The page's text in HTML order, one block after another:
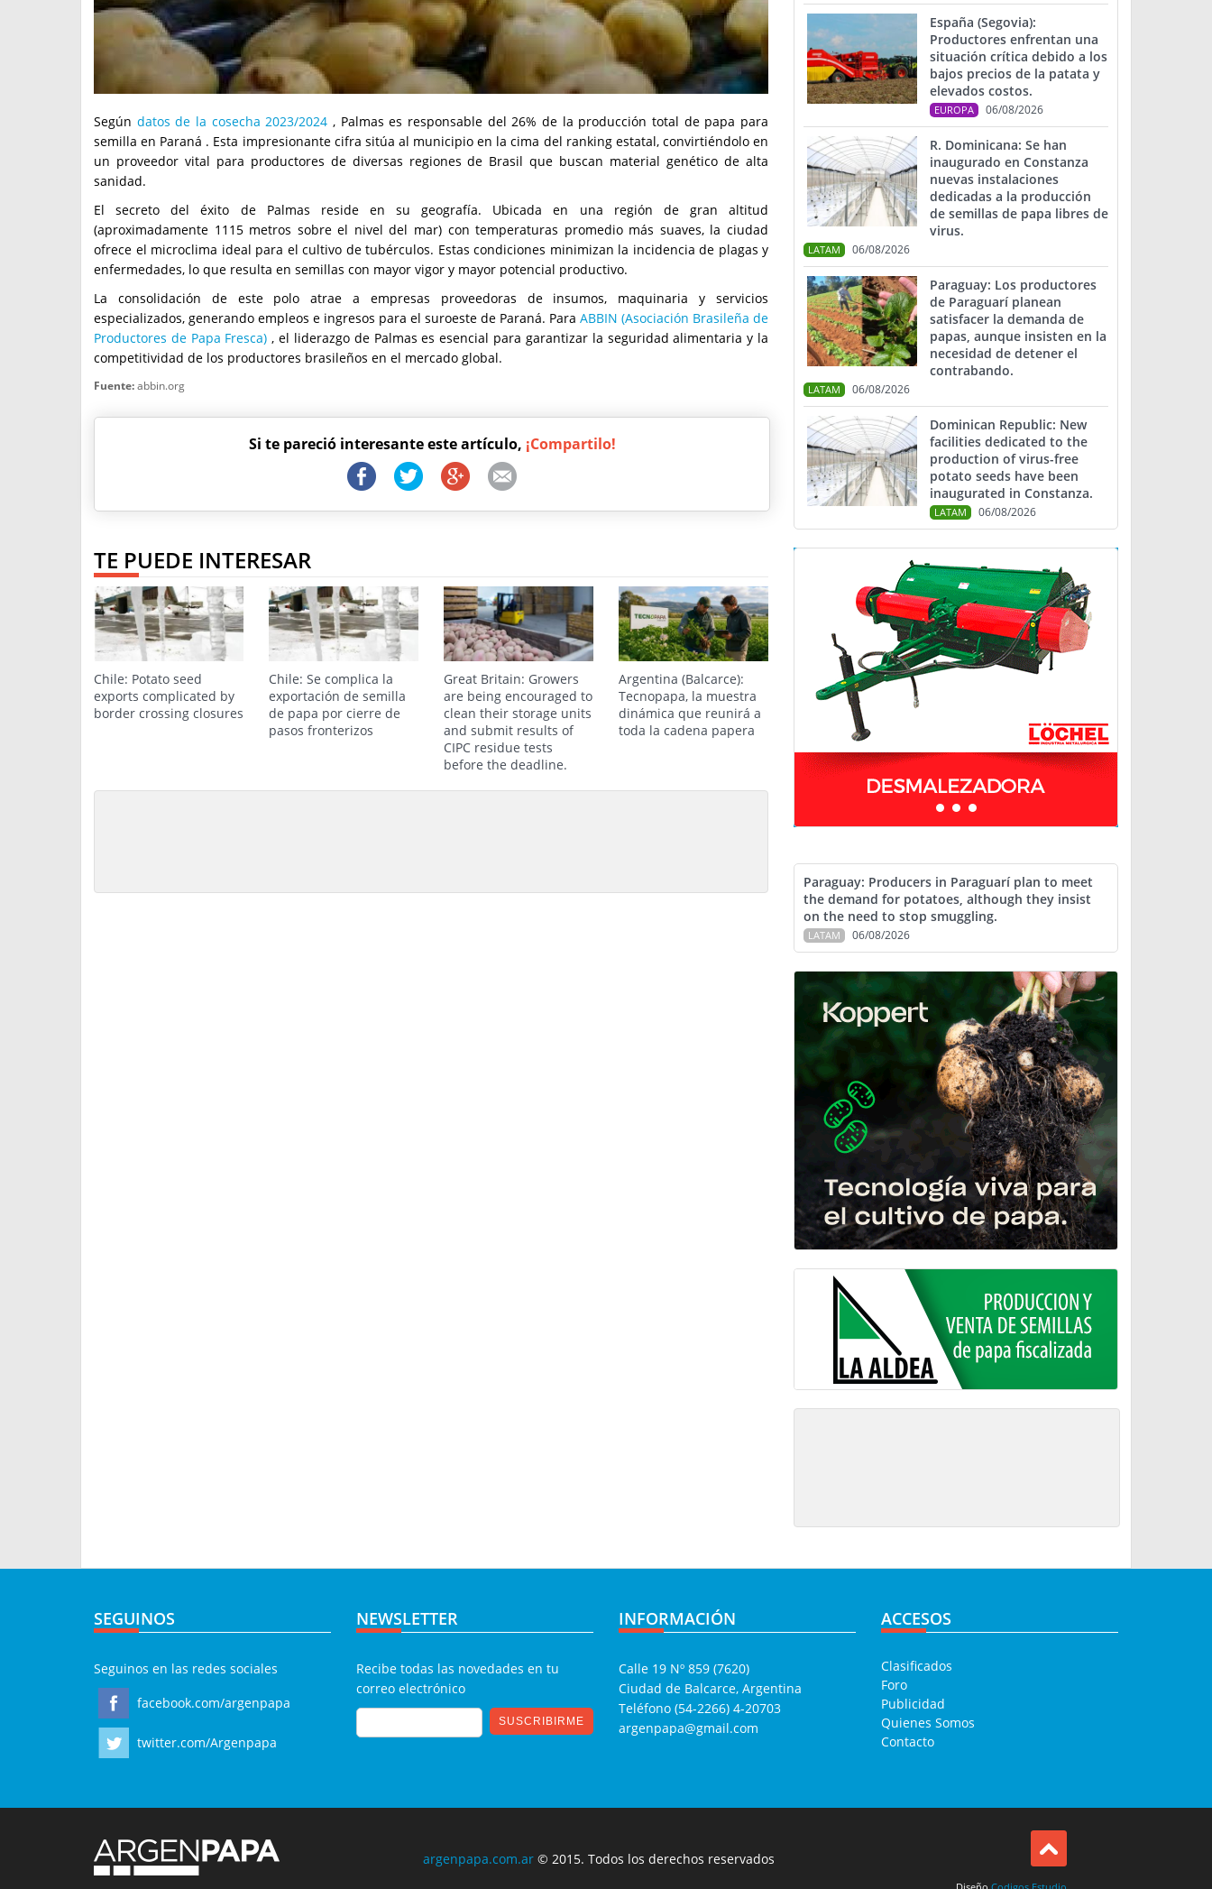
Según datos de la cosecha 2023/2024 , Palmas es responsable del 26% de la producción total de papa para
semilla en Paraná . Esta impresionante cifra sitúa al municipio en la cima del ranking estatal, convirtiéndolo en
un proveedor vital para productores de diversas regiones de Brasil que buscan material genético de alta
sanidad.
El secreto del éxito de Palmas reside en su geografía. Ubicada en una región de gran altitud
(aproximadamente 1115 metros sobre el nivel del mar) con temperaturas promedio más suaves, la ciudad
ofrece el microclima ideal para el cultivo de tubérculos. Estas condiciones minimizan la incidencia de plagas y
enfermedades, lo que resulta en semillas con mayor vigor y mayor potencial productivo.
La consolidación de este polo atrae a empresas proveedoras de insumos, maquinaria y servicios
especializados, generando empleos e ingresos para el suroeste de Paraná. Para ABBIN (Asociación Brasileña de
Productores de Papa Fresca) , el liderazgo de Palmas es esencial para garantizar la seguridad alimentaria y la
competitividad de los productores brasileños en el mercado global.
Fuente:abbin.org
Si te pareció interesante este artículo, ¡Compartilo!
TE PUEDE INTERESAR
Chile: Potato seed
exports complicated by
border crossing closures
Chile: Se complica la
exportación de semilla
de papa por cierre de
pasos fronterizos
Great Britain: Growers
are being encouraged to
clean their storage units
and submit results of
CIPC residue tests
before the deadline.
Argentina (Balcarce):
Tecnopapa, la muestra
dinámica que reunirá a
toda la cadena papera
España (Segovia):
Productores enfrentan una
situación crítica debido a los
bajos precios de la patata y
elevados costos.
EUROPA 06/08/2026
R. Dominicana: Se han
inaugurado en Constanza
nuevas instalaciones
dedicadas a la producción
de semillas de papa libres de
virus.
LATAM 06/08/2026
Paraguay: Los productores
de Paraguarí planean
satisfacer la demanda de
papas, aunque insisten en la
necesidad de detener el
contrabando.
LATAM 06/08/2026
Dominican Republic: New
facilities dedicated to the
production of virus-free
potato seeds have been
inaugurated in Constanza.
LATAM 06/08/2026
Paraguay: Producers in Paraguarí plan to meet
the demand for potatoes, although they insist
on the need to stop smuggling.
LATAM 06/08/2026
SEGUINOS
Seguinos en las redes sociales
facebook.com/argenpapa
twitter.com/Argenpapa
NEWSLETTER
Recibe todas las novedades en tu
correo electrónico
INFORMACIÓN
Calle 19 Nº 859 (7620)
Ciudad de Balcarce, Argentina
Teléfono (54-2266) 4-20703
argenpapa@gmail.com
ACCESOS
Clasificados
Foro
Publicidad
Quienes Somos
Contacto
argenpapa.com.ar© 2015. Todos los derechos reservados